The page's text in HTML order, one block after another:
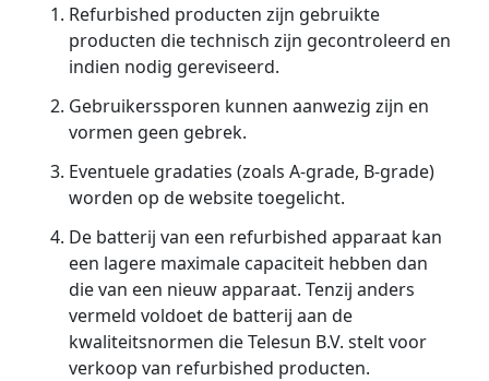
Refurbished producten zijn gebruikte
producten die technisch zijn gecontroleerd en
indien nodig gereviseerd.
Gebruikerssporen kunnen aanwezig zijn en
vormen geen gebrek.
Eventuele gradaties (zoals A-grade, B-grade)
worden op de website toegelicht.
De batterij van een refurbished apparaat kan
een lagere maximale capaciteit hebben dan
die van een nieuw apparaat. Tenzij anders
vermeld voldoet de batterij aan de
kwaliteitsnormen die Telesun B.V. stelt voor
verkoop van refurbished producten.